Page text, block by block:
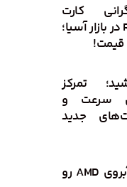
کارت
گرافیک‌های RTX 50 در بازار آسیا؛
تمرکز
سرعت و
جدید
RX 9050 نیومده آبروی AMD رو